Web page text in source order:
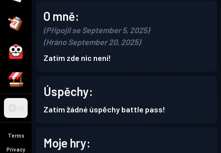
CS
Terms
Privacy
O mně:
(Připojil se September 5, 2025)
(Hráno September 20, 2025)
Zatím zde nic není!
Úspěchy:
Zatím žádné úspěchy battle pass!
Moje hry: